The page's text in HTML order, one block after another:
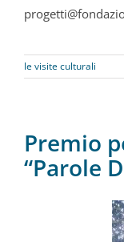
le visite culturali
Premio
“Parole